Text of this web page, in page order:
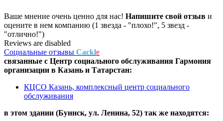
Ваше мнение очень ценно для нас! Напишите свой отзыв и
оцените в нем компанию (1 звезда - "плохо!", 5 звезд -
"отлично!")
Reviews are disabled
Социальные отзывы Cackle
связанные с Центр социального обслуживания Гармония
организации в Казань и Татарстан:
КЦСО Казань, комплексный центр социального
обслуживания
в этом здании (Буинск, ул. Ленина, 52) так же находятся: